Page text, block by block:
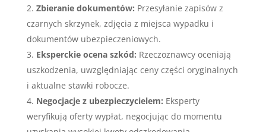
Zbieranie dokumentów: Przesyłanie zapisów z
czarnych skrzynek, zdjęcia z miejsca wypadku i
dokumentów ubezpieczeniowych.
Eksperckie ocena szkód: Rzeczoznawcy oceniają
uszkodzenia, uwzględniając ceny części oryginalnych
i aktualne stawki robocze.
Negocjacje z ubezpieczycielem: Eksperty
weryfikują oferty wypłat, negocjując do momentu